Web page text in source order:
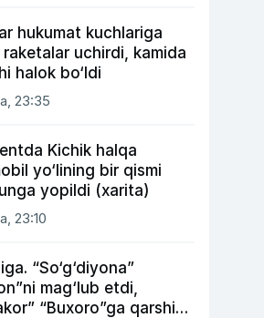
hukumat kuchlariga
raketalar uchirdi, kamida
halok bo‘ldi
23:35
Kichik halqa
yo‘lining bir qismi
yopildi (xarita)
23:10
“So‘g‘diyona”
mag‘lub etdi,
“Buxoro”ga qarshi